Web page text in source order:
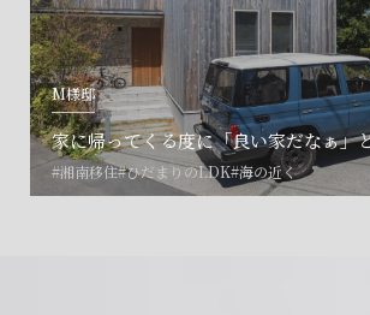
M様邸
家に帰ってくる度に「良い家だなぁ」
#湘南移住#ひだまりのLDK#海の近く
会社に関することや物件に
ご相談はこちら
賃貸物件入居者様の
お困りごとのご相談はこち
土地の活用・賃貸経営に
ご相談はこちら